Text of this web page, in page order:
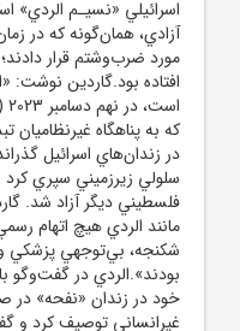
آزادي، همان‌گونه که در
مورد ضرب‌وشتم قرار
افتاده بود.گاردين نوشت:
در زندان‌هاي اسرائيل
فلسطيني ديگر آزاد شد.
مانند الردي هيچ اتهام
شکنجه، بي‌توجهي پزشکي
بودند».الردي در گفت‌وگو
خود در زندان «نفحه»
غيرانساني توصيف کرد و